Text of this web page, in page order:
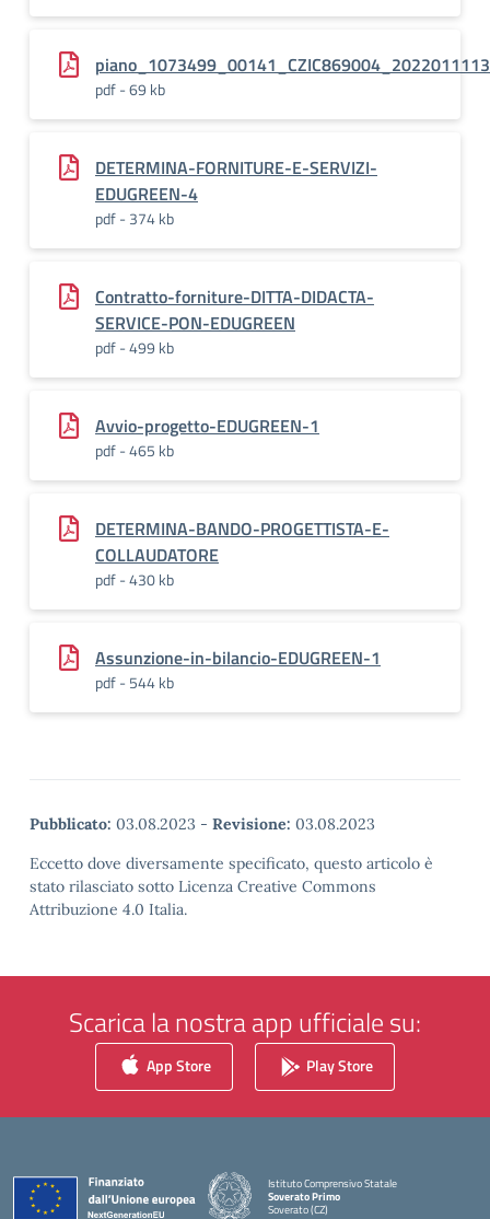
pdf - 69 kb
DETERMINA-FORNITURE-E-SERVIZI-
EDUGREEN-4
pdf - 374 kb
Contratto-forniture-DITTA-DIDACTA-
SERVICE-PON-EDUGREEN
pdf - 499 kb
Avvio-progetto-EDUGREEN-1
pdf - 465 kb
DETERMINA-BANDO-PROGETTISTA-E-
COLLAUDATORE
pdf - 430 kb
Assunzione-in-bilancio-EDUGREEN-1
pdf - 544 kb
Pubblicato: 03.08.2023 - Revisione: 03.08.2023
Eccetto dove diversamente specificato, questo articolo è
stato rilasciato sotto Licenza Creative Commons
Attribuzione 4.0 Italia.
Scarica la nostra app ufficiale su:
App Store Play Store
Istituto Comprensivo Statale
Soverato Primo
Soverato (CZ)